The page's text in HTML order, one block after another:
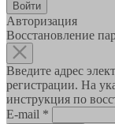
Авторизация
Восстановление
Введите адрес
регистрации. На
инструкция по
E-mail *